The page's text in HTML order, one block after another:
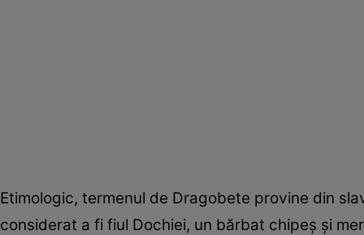
Etimologic, termenul de Dragobete provine din
considerat a fi fiul Dochiei, un bărbat chipeș și